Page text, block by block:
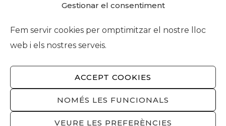
Gestionar el consentiment
Fem servir cookies per omptimitzar el nostre lloc
web i els nostres serveis.
ACCEPT COOKIES
NOMÉS LES FUNCIONALS
VEURE LES PREFERÈNCIES
foment@foment.com
© 2026 - Foment del Treball Nacional
Nosaltres
privacitat/ Política cookies/Privacitat